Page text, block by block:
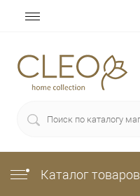
Каталог товаров